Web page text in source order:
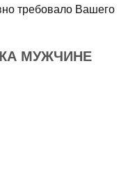
требовало Вашего
МУЖЧИНЕ